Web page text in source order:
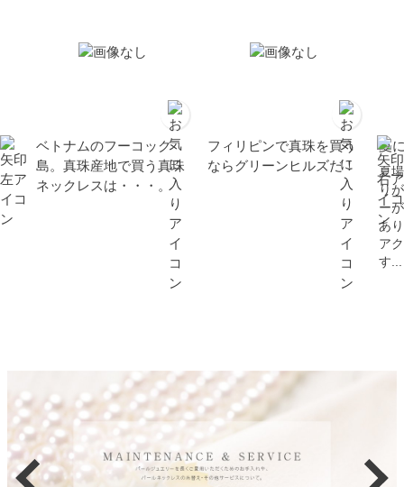
ベトナムのフーコック
島。真珠産地で買う真珠
ネックレスは・・・。
フィリピンで真珠を買う
ならグリーンヒルズだ！
夏
夏
り
ー
あ
ア
す...